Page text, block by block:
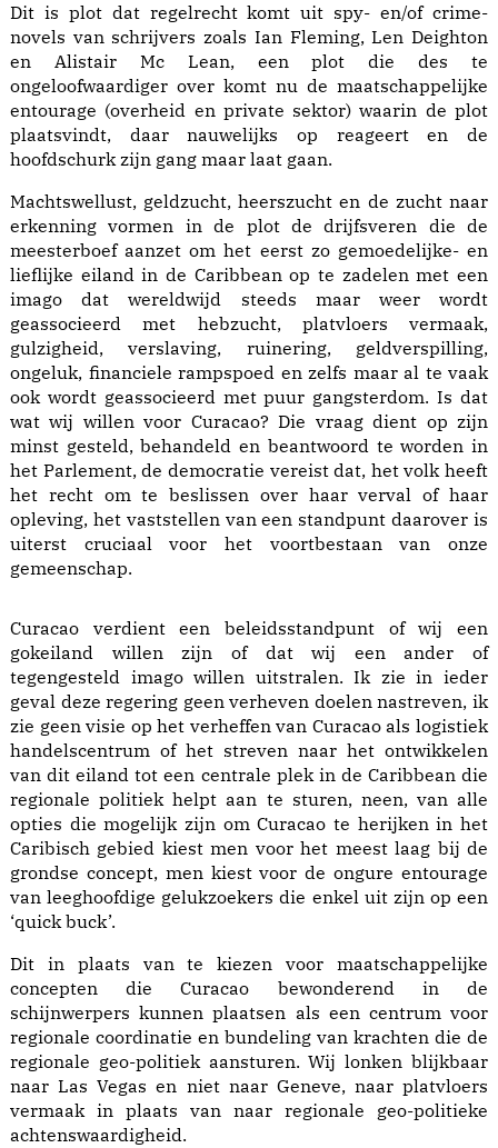
Dit is plot dat regelrecht komt uit spy- en/of crime-
novels van schrijvers zoals Ian Fleming, Len Deighton
en Alistair Mc Lean, een plot die des te
ongeloofwaardiger over komt nu de maatschappelijke
entourage (overheid en private sektor) waarin de plot
plaatsvindt, daar nauwelijks op reageert en de
hoofdschurk zijn gang maar laat gaan.
Machtswellust, geldzucht, heerszucht en de zucht naar
erkenning vormen in de plot de drijfsveren die de
meesterboef aanzet om het eerst zo gemoedelijke- en
lieflijke eiland in de Caribbean op te zadelen met een
imago dat wereldwijd steeds maar weer wordt
geassocieerd met hebzucht, platvloers vermaak,
gulzigheid, verslaving, ruinering, geldverspilling,
ongeluk, financiele rampspoed en zelfs maar al te vaak
ook wordt geassocieerd met puur gangsterdom. Is dat
wat wij willen voor Curacao? Die vraag dient op zijn
minst gesteld, behandeld en beantwoord te worden in
het Parlement, de democratie vereist dat, het volk heeft
het recht om te beslissen over haar verval of haar
opleving, het vaststellen van een standpunt daarover is
uiterst cruciaal voor het voortbestaan van onze
gemeenschap.
Curacao verdient een beleidsstandpunt of wij een
gokeiland willen zijn of dat wij een ander of
tegengesteld imago willen uitstralen. Ik zie in ieder
geval deze regering geen verheven doelen nastreven, ik
zie geen visie op het verheffen van Curacao als logistiek
handelscentrum of het streven naar het ontwikkelen
van dit eiland tot een centrale plek in de Caribbean die
regionale politiek helpt aan te sturen, neen, van alle
opties die mogelijk zijn om Curacao te herijken in het
Caribisch gebied kiest men voor het meest laag bij de
grondse concept, men kiest voor de ongure entourage
van leeghoofdige gelukzoekers die enkel uit zijn op een
‘quick buck’.
Dit in plaats van te kiezen voor maatschappelijke
concepten die Curacao bewonderend in de
schijnwerpers kunnen plaatsen als een centrum voor
regionale coordinatie en bundeling van krachten die de
regionale geo-politiek aansturen. Wij lonken blijkbaar
naar Las Vegas en niet naar Geneve, naar platvloers
vermaak in plaats van naar regionale geo-politieke
achtenswaardigheid.